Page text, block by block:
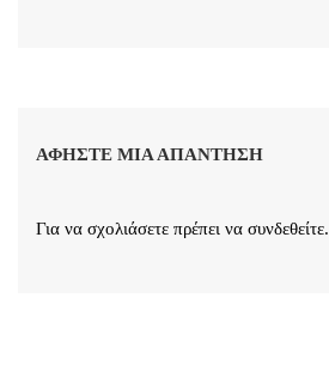
ΑΦΉΣΤΕ ΜΙΑ ΑΠΆΝΤΗΣΗ
Για να σχολιάσετε πρέπει να συνδεθείτε.